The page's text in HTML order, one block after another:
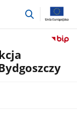
przejdź